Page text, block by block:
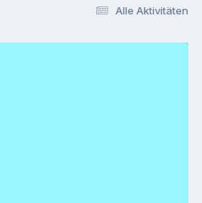
Alle Aktivitäten